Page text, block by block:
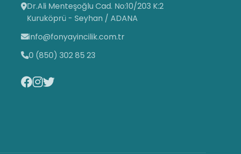
Dr.Ali Menteşoğlu Cad. No:10/203 K:2
Kuruköprü - Seyhan / ADANA
info@fonyayincilik.com.tr
0 (850) 302 85 23
Fon Yayıncılık
Canlı Destek Hattı
Fon Yayıncılık